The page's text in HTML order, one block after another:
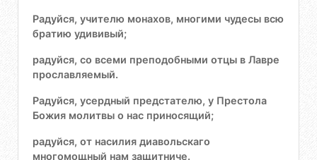
Радуйся, учителю монахов, многими чудесы всю
братию удививый;
радуйся, со всеми преподобными отцы в Лавре
прославляемый.
Радуйся, усердный предстателю, у Престола
Божия молитвы о нас приносящий;
радуйся, от насилия диавольскаго
многомощный нам защитниче.